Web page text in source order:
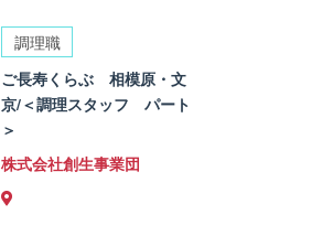
調理職
ご長寿くらぶ 相模原・文
京/＜調理スタッフ パート
＞
株式会社創生事業団